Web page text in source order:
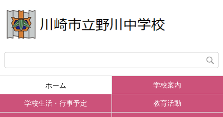
ホーム 学校案内
学校生活・行事予定 教育活動